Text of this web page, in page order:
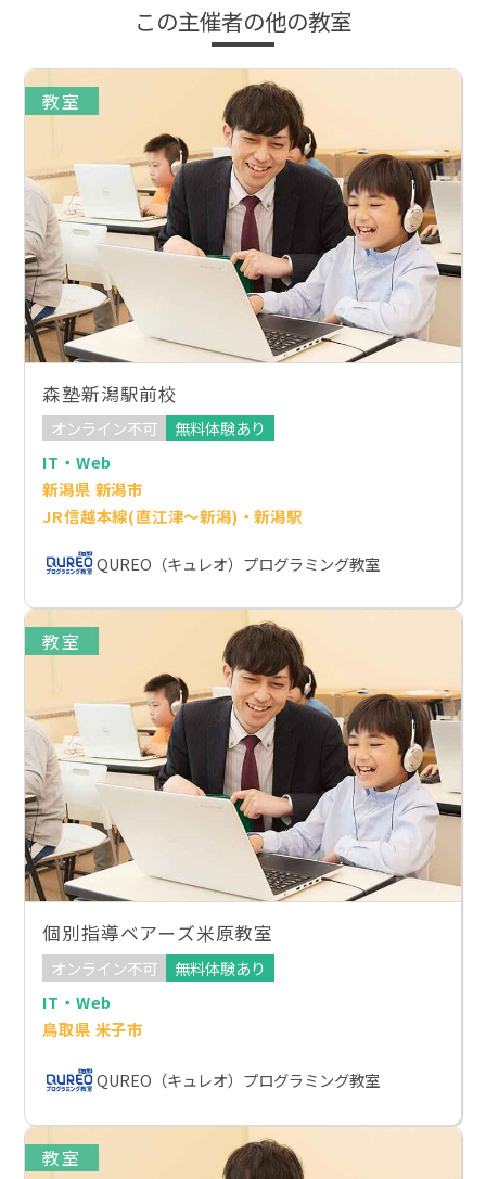
この主催者の他の教室
教室
森塾新潟駅前校
オンライン不可
無料体験あり
IT・Web
新潟県 新潟市
JR信越本線(直江津～新潟)・新潟駅
QUREO（キュレオ）プログラミング教室
教室
個別指導ベアーズ米原教室
オンライン不可
無料体験あり
IT・Web
鳥取県 米子市
QUREO（キュレオ）プログラミング教室
教室